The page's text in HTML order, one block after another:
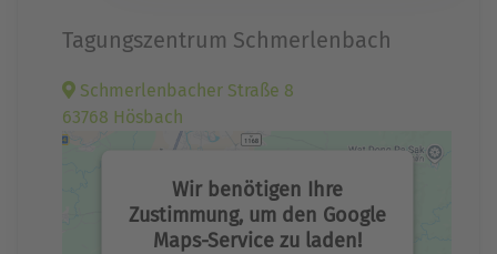
Tagungszentrum Schmerlenbach
Schmerlenbacher Straße 8
63768 Hösbach
Wir benötigen Ihre
Zustimmung, um den Google
Maps-Service zu laden!